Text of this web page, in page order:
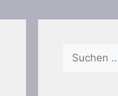
Suchen
nach: